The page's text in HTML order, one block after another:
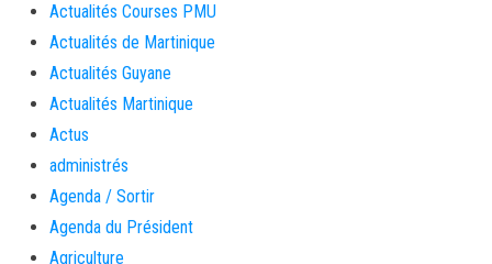
Actualités Courses PMU
Actualités de Martinique
Actualités Guyane
Actualités Martinique
Actus
administrés
Agenda / Sortir
Agenda du Président
Agriculture